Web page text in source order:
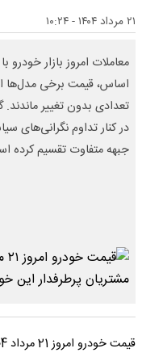
۲۱ مرداد ۱۴۰۴ - ۱۰:۲۴
معاملات امروز بازار خودرو
اساس، قیمت برخی مدل‌ها
تعدادی بدون تغییر ماندند.
در کنار تداوم نگرانی‌های
جبهه متفاوت تقسیم کرده
قیمت خودرو امروز 21 مرداد 1404 از سوی بنگاه‌های معاملاتی اعلام شد.